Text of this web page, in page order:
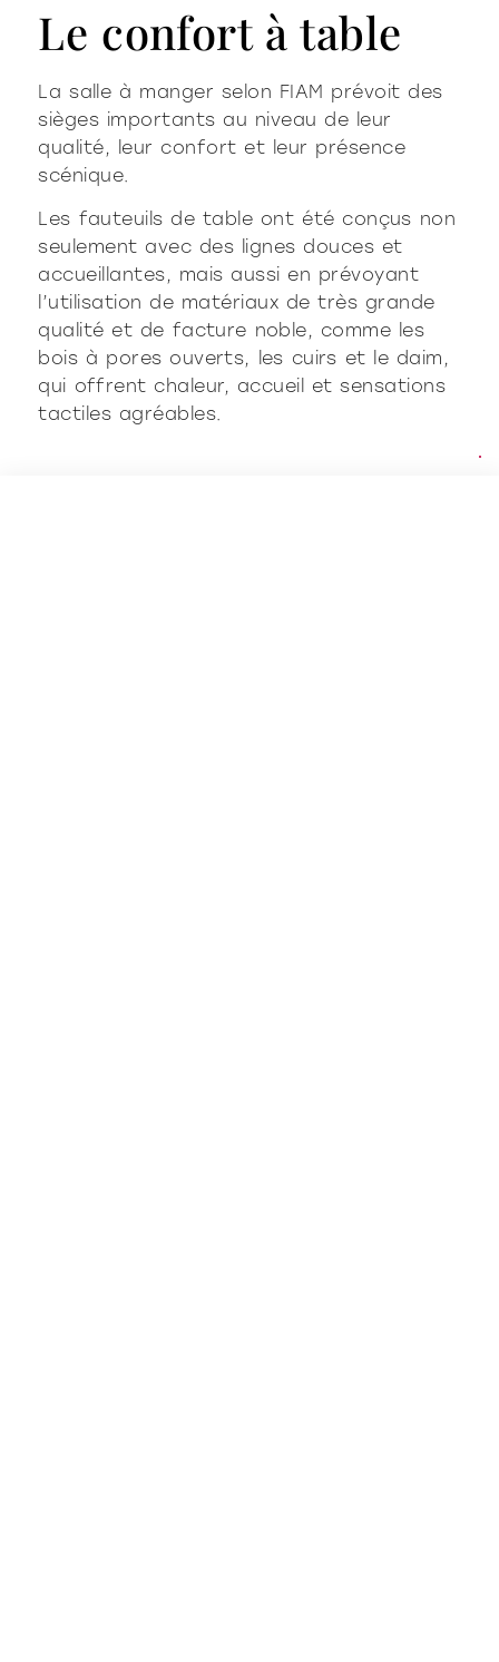
Le confort à table
La salle à manger selon FIAM prévoit des
sièges importants au niveau de leur
qualité, leur confort et leur présence
scénique.
Les fauteuils de table ont été conçus non
seulement avec des lignes douces et
accueillantes, mais aussi en prévoyant
l’utilisation de matériaux de très grande
qualité et de facture noble, comme les
bois à pores ouverts, les cuirs et le daim,
qui offrent chaleur, accueil et sensations
tactiles agréables.